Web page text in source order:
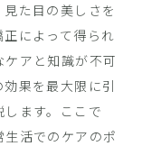
た目の美しさを
によって得られ
アと知識が不可
果を最大限に引
ます。ここで
活でのケアのポ